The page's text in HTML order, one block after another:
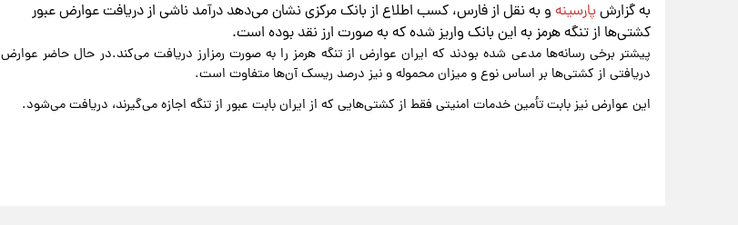
به گزارشپارسینه و به نقل از فارس، کسب اطلاع از بانک مرکزی نشان می‌دهد درآمد ناشی از دریافت عوارض عبور
کشتی‌ها از تنگه هرمز به این بانک واریز شده که به صورت ارز نقد بوده است.
پیشتر برخی رسانه‌ها مدعی شده بودند که ایران عوارض از تنگه هرمز را به صورت رمزارز دریافت می‌کند.در حال حاضر عوارض
دریافتی از کشتی‌ها بر اساس نوع و میزان محموله و نیز درصد ریسک آن‌ها متفاوت است.
این عوارض نیز بابت تأمین خدمات امنیتی فقط از کشتی‌هایی که از ایران بابت عبور از تنگه اجازه می‌گیرند، دریافت می‌شود.